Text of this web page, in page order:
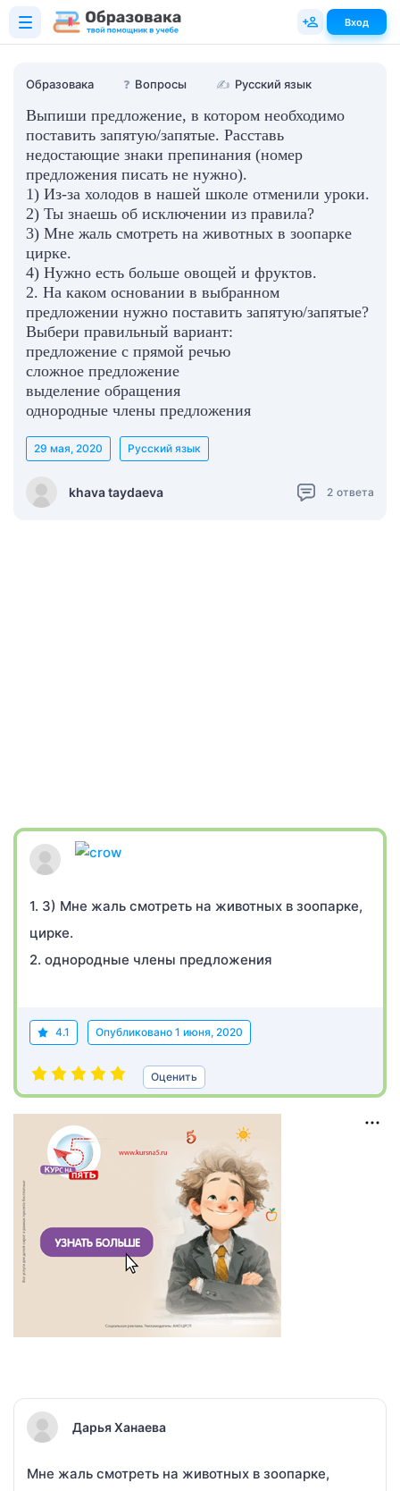
Образовака ❓ Вопросы ✍ Русский язык
Выпиши предложение, в котором необходимо
поставить запятую/запятые. Расставь
недостающие знаки препинания (номер
предложения писать не нужно).
1) Из-за холодов в нашей школе отменили уроки.
2) Ты знаешь об исключении из правила?
3) Мне жаль смотреть на животных в зоопарке
цирке.
4) Нужно есть больше овощей и фруктов.
2. На каком основании в выбранном
предложении нужно поставить запятую/запятые?
Выбери правильный вариант:
предложение с прямой речью
сложное предложение
выделение обращения
однородные члены предложения
khava taydaeva
29 мая, 2020 Русский язык
2 ответа
1. 3) Мне жаль смотреть на животных в зоопарке,
цирке.
2. однородные члены предложения
4.1 Опубликовано 1 июня, 2020
Оценить
Дарья Ханаева
Мне жаль смотреть на животных в зоопарке,
Вход